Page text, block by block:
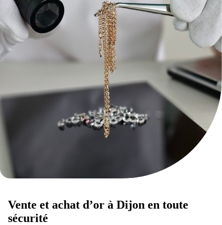
Vente et achat d’or à Dijon en toute
sécurité